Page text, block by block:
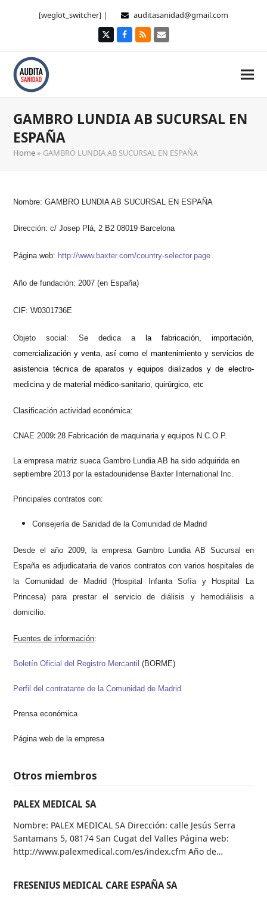
[weglot_switcher] | auditasanidad@gmail.com
TwitterFacebook
RSS Correo
GAMBRO LUNDIA AB SUCURSAL EN
ESPAÑA
Home » GAMBRO LUNDIA AB SUCURSAL EN ESPAÑA
Nombre: GAMBRO LUNDIA AB SUCURSAL EN ESPAÑA
Dirección: c/ Josep Plá, 2 B208019 Barcelona
Página web: http://www.baxter.com/country-selector.page
Año de fundación: 2007 (en España)
CIF:W0301736E
Objeto social: Se dedica a
a fabricación, importación,
comercialización y venta, así como el mantenimiento y servicios de
asistencia técnica de aparatos y equipos dializados y de electro-
medicina y de material médico-sanitario, quirúrgico, etc
Clasificación actividad económica:
CNAE 2009:28 Fabricación de maquinaria y equipos N.C.O.P.
La empresa matriz sueca Gambro Lundia AB ha sido adquirida en
septiembre 2013 por la estadounidense Baxter International Inc.
Principales contratos con:
Consejería de Sanidad de la Comunidad de Madrid
Desde el año 2009, la empresa Gambro Lundia AB Sucursal en
España es adjudicataria de varios contratos con varios hospitales de
la Comunidad de Madrid (Hospital Infanta Sofía y Hospital La
Princesa) para prestar el servicio de diálisis y hemodiálisis a
domicilio.
Fuentes de información:
Boletín Oficial del Registro Mercantil (BORME)
Perfil del contratante de la Comunidad de Madrid
Prensa económica
Página web de la empresa
Otros miembros
PALEX MEDICAL SA
Nombre: PALEX MEDICAL SA Dirección: calle Jesús Serra
Santamans 5, 08174 San Cugat del Valles Página web:
http://www.palexmedical.com/es/index.cfm Año de…
FRESENIUS MEDICAL CARE ESPAÑA SA